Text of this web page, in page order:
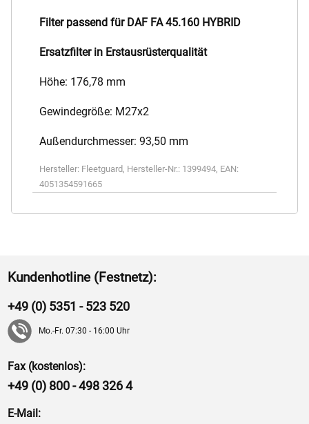
Filter passend für DAF FA 45.160 HYBRID
Ersatzfilter in Erstausrüsterqualität
Höhe: 176,78 mm
Gewindegröße: M27x2
Außendurchmesser: 93,50 mm
Hersteller: Fleetguard , Hersteller-Nr.: 1399494, EAN:
4051354591665
Kundenhotline (Festnetz):
+49 (0) 5351 - 523 520
Mo.-Fr. 07:30 - 16:00 Uhr
Fax (kostenlos):
+49 (0) 800 - 498 326 4
E-Mail: